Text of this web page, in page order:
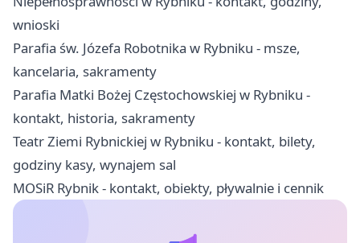
wnioski
Parafia św. Józefa Robotnika w Rybniku - msze,
kancelaria, sakramenty
Parafia Matki Bożej Częstochowskiej w Rybniku -
kontakt, historia, sakramenty
Teatr Ziemi Rybnickiej w Rybniku - kontakt, bilety,
godziny kasy, wynajem sal
MOSiR Rybnik - kontakt, obiekty, pływalnie i cennik